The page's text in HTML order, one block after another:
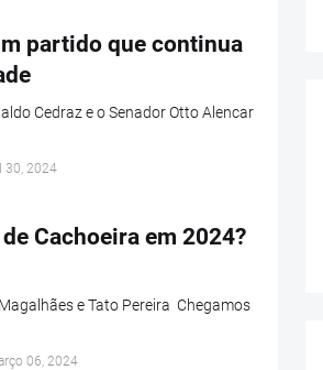
partido que continua
Cedraz e o Senador Otto Alencar
30, 2024
Cachoeira em 2024?
e Tato Pereira Chegamos
06, 2024